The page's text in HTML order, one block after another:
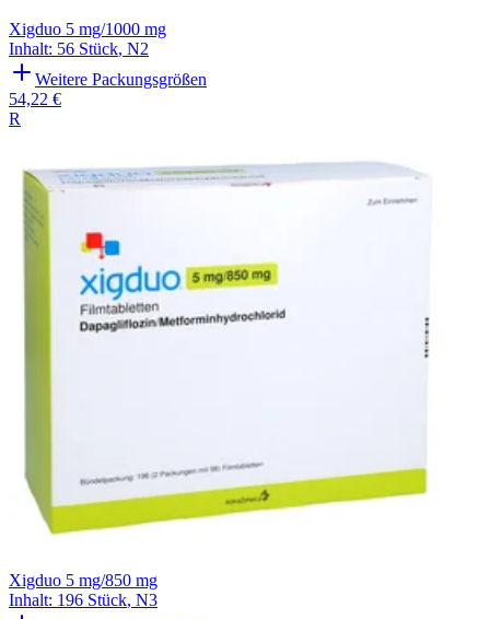
Xigduo 5 mg/1000 mg
Inhalt: 56 Stück, N2
Weitere Packungsgrößen
54,22 €
R
Xigduo 5 mg/850 mg
Inhalt: 196 Stück, N3